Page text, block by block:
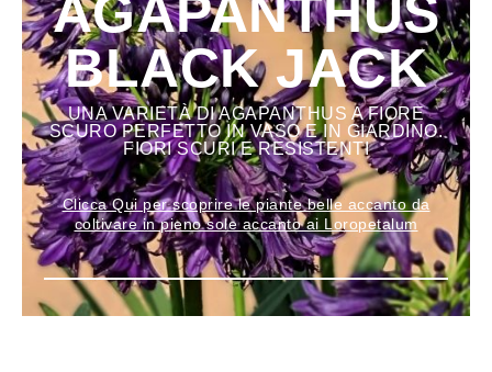
AGAPANTHUS
BLACK JACK
UNA VARIETÀ DI AGAPANTHUS A FIORE
SCURO PERFETTO IN VASO E IN GIARDINO.
FIORI SCURI E RESISTENTI
Clicca Qui per scoprire le piante belle accanto da
coltivare in pieno sole accanto ai Loropetalum